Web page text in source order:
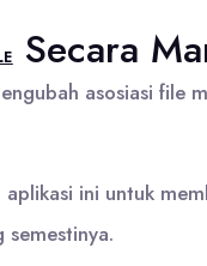
Secara
asosiasi
ini untuk